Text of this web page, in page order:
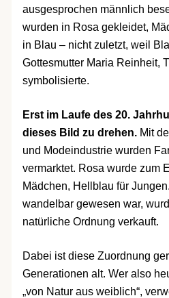
ausgesprochen männlich
wurden in Rosa gekleidet,
in Blau – nicht zuletzt, weil
Gottesmutter Maria Reinheit,
symbolisierte.
Erst im Laufe des 20.
dieses Bild zu drehen.Mit
und Modeindustrie wurden
vermarktet. Rosa wurde zum
Mädchen, Hellblau für
wandelbar gewesen war,
natürliche Ordnung verkauft.
Dabei ist diese Zuordnung
Generationen alt. Wer also
„von Natur aus weiblich“,